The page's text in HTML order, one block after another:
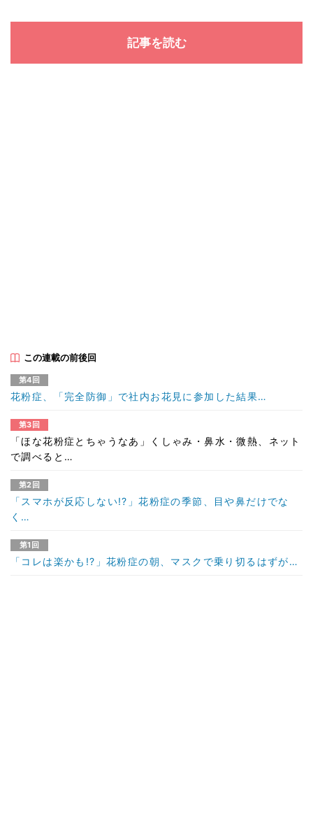
記事を読む
この連載の前後回
第4回
花粉症、「完全防御」で社内お花見に参加した結果…
第3回
「ほな花粉症とちゃうなあ」くしゃみ・鼻水・微熱、ネット
で調べると…
第2回
「スマホが反応しない!?」花粉症の季節、目や鼻だけでな
く…
第1回
「コレは楽かも!?」花粉症の朝、マスクで乗り切るはずが…